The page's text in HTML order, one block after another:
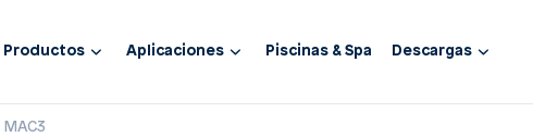
Productos Aplicaciones Piscinas & Spa Descargas
MAC3